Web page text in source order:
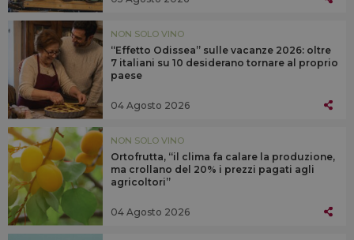
NON SOLO VINO
“Effetto Odissea” sulle vacanze 2026: oltre
7 italiani su 10 desiderano tornare al proprio
paese
04 Agosto 2026
NON SOLO VINO
Ortofrutta, “il clima fa calare la produzione,
ma crollano del 20% i prezzi pagati agli
agricoltori”
04 Agosto 2026